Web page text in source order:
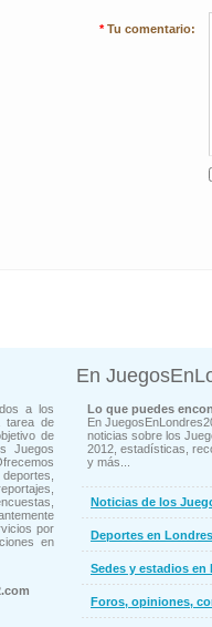
* Tu comentario:
a los
tarea de
de
Juegos
por
en
En
Lo que puedes
En
noticias sobre los
2012, estadísticas,
y más...
Noticias de los
Deportes en
Sedes y estadios en
Foros, opiniones,